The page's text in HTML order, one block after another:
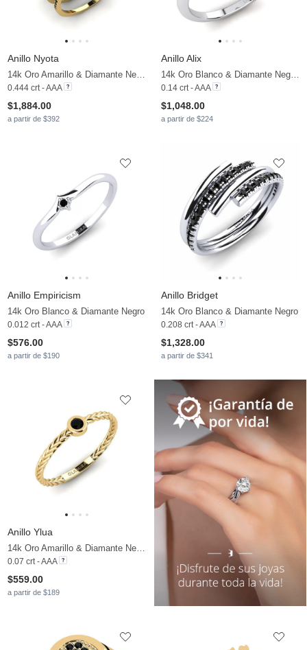
Anillo Nyota
0.444 crt - AAA
$1,884.00
a partir de $392
Anillo Alix
0.14 crt - AAA
$1,048.00
a partir de $224
Anillo Empiricism
14k Oro Blanco & Diamante Negro
0.012 crt - AAA
$576.00
a partir de $190
Anillo Bridget
14k Oro Blanco & Diamante Negro
0.208 crt - AAA
$1,328.00
a partir de $341
Anillo Ylua
0.07 crt - AAA
$559.00
a partir de $189